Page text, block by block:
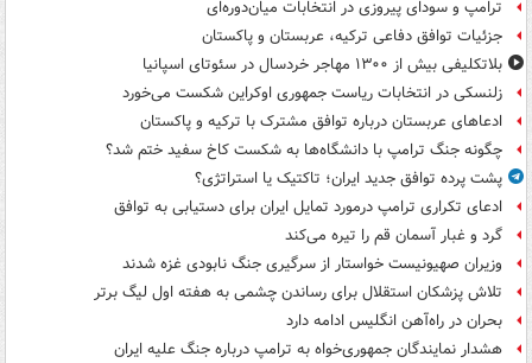
ترامپ و سودای پیروزی در انتخابات میان‌دوره‌ای
جزئیات توافق دفاعی ترکیه، عربستان و پاکستان
بلاتکلیفی بیش از ۱۳۰۰ مهاجر خردسال در سئوتای اسپانیا
زلنسکی در انتخابات ریاست جمهوری اوکراین شکست می‌خورد
ادعاهای عربستان درباره توافق مشترک با ترکیه و پاکستان
چگونه جنگ ترامپ با دانشگاه‌ها به شکست کاخ سفید ختم شد؟
پشت پرده توافق جدید ایران؛ تاکتیک یا استراتژی؟
ادعای تکراری ترامپ درمورد تمایل ایران برای دستیابی به توافق
گرد و غبار آسمان قم را تیره می‌کند
وزیران صهیونیست خواستار از سرگیری جنگ نابودی غزه شدند
تلاش پزشکان استقلال برای رساندن چشمی به هفته اول لیگ برتر
بحران در راه‌آهن انگلیس ادامه دارد
هشدار نمایندگان جمهوری‌خواه به ترامپ درباره جنگ علیه ایران